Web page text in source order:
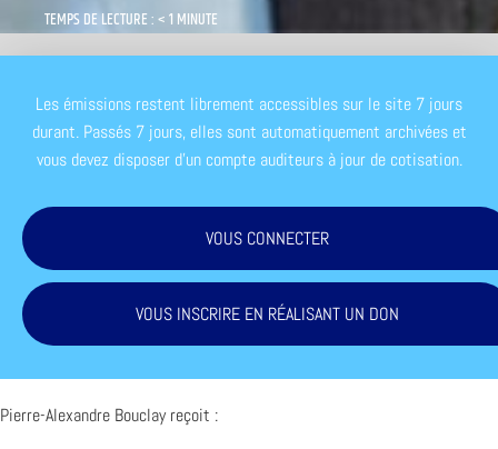
TEMPS DE LECTURE : < 1 MINUTE
Les émissions restent librement accessibles sur le site 7 jours
durant. Passés 7 jours, elles sont automatiquement archivées et
vous devez disposer d'un compte auditeurs à jour de cotisation.
VOUS CONNECTER
VOUS INSCRIRE EN RÉALISANT UN DON
Pierre-Alexandre Bouclay reçoit :